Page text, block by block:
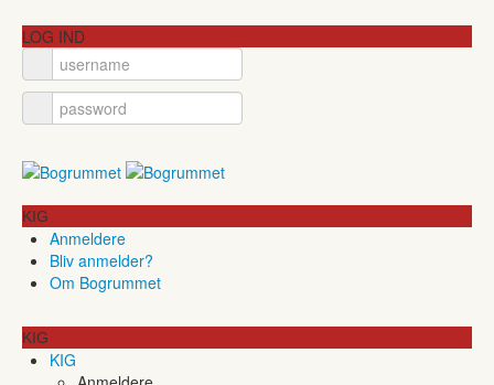
LOG IND
KIG
Anmeldere
Bliv anmelder?
Om Bogrummet
KIG
KIG